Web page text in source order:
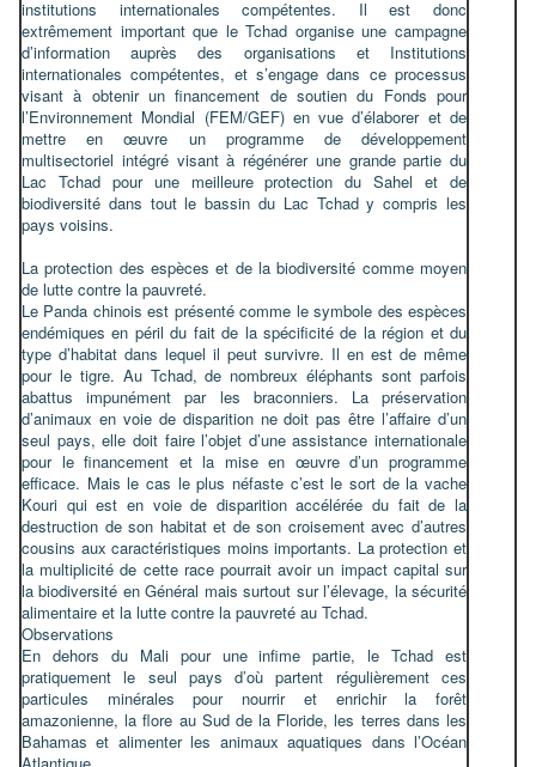
institutions internationales compétentes. Il est donc
extrêmement important que le Tchad organise une campagne
d’information auprès des organisations et Institutions
internationales compétentes, et s’engage dans ce processus
visant à obtenir un financement de soutien du Fonds pour
l’Environnement Mondial (FEM/GEF) en vue d’élaborer et de
mettre en œuvre un programme de développement
multisectoriel intégré visant à régénérer une grande partie du
Lac Tchad pour une meilleure protection du Sahel et de
biodiversité dans tout le bassin du Lac Tchad y compris les
pays voisins.
La protection des espèces et de la biodiversité comme moyen
de lutte contre la pauvreté.
Le Panda chinois est présenté comme le symbole des espèces
endémiques en péril du fait de la spécificité de la région et du
type d’habitat dans lequel il peut survivre. Il en est de même
pour le tigre. Au Tchad, de nombreux éléphants sont parfois
abattus impunément par les braconniers. La préservation
d’animaux en voie de disparition ne doit pas être l’affaire d’un
seul pays, elle doit faire l’objet d’une assistance internationale
pour le financement et la mise en œuvre d’un programme
efficace. Mais le cas le plus néfaste c’est le sort de la vache
Kouri qui est en voie de disparition accélérée du fait de la
destruction de son habitat et de son croisement avec d’autres
cousins aux caractéristiques moins importants. La protection et
la multiplicité de cette race pourrait avoir un impact capital sur
la biodiversité en Général mais surtout sur l’élevage, la sécurité
alimentaire et la lutte contre la pauvreté au Tchad.
Observations
En dehors du Mali pour une infime partie, le Tchad est
pratiquement le seul pays d’où partent régulièrement ces
particules minérales pour nourrir et enrichir la forêt
amazonienne, la flore au Sud de la Floride, les terres dans les
Bahamas et alimenter les animaux aquatiques dans l’Océan